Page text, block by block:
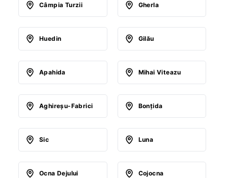
Câmpia Turzii Gherla
Huedin Gilău
Apahida Mihai Viteazu
Aghireşu-Fabrici Bonţida
Sic Luna
Ocna Dejului Cojocna